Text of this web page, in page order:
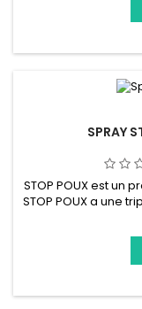
SPRAY
STOP POUX est un
STOP POUX a une
Par son mode
développement
pulvérise dans le